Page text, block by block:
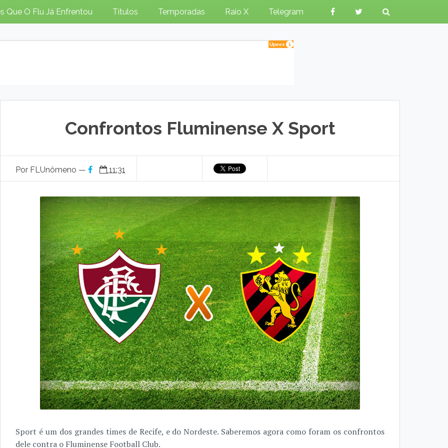
Que O Flu Já Enfrentou Títulos Temporadas Raio X Telegram
Confrontos Fluminense X Sport
Por FLUnômeno — 11:31
Sport é um dos grandes times de Recife, e do Nordeste. Saberemos agora como foram os confrontos
dele contra o Fluminense Football Club.